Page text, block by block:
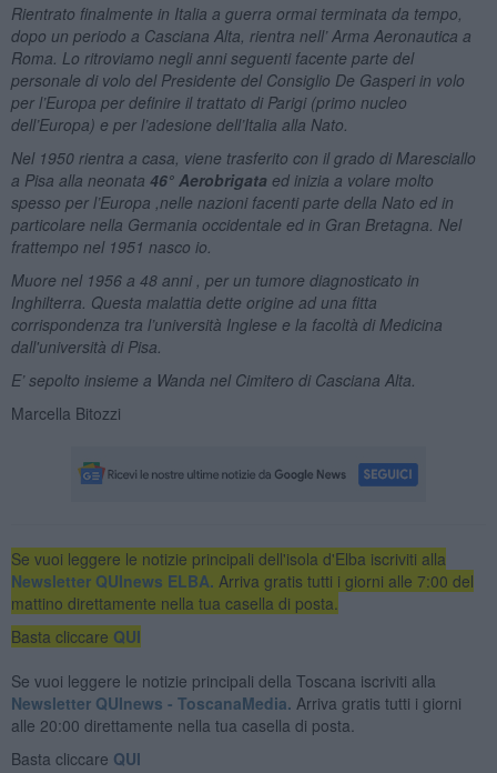
Rientrato finalmente in Italia a guerra ormai terminata da tempo,
dopo un periodo a Casciana Alta, rientra nell’ Arma Aeronautica a
Roma. Lo ritroviamo negli anni seguenti facente parte del
personale di volo del Presidente del Consiglio De Gasperi in volo
per l’Europa per definire il trattato di Parigi (primo nucleo
dell’Europa) e per l’adesione dell’Italia alla Nato.
Nel 1950 rientra a casa, viene trasferito con il grado di Maresciallo
a Pisa alla neonata 46° Aerobrigataed inizia a volare molto
spesso per l’Europa ,nelle nazioni facenti parte della Nato ed in
particolare nella Germania occidentale ed in Gran Bretagna. Nel
frattempo nel 1951 nasco io.
Muore nel 1956 a 48 anni , per un tumore diagnosticato in
Inghilterra. Questa malattia dette origine ad una fitta
corrispondenza tra l’università Inglese e la facoltà di Medicina
dall'università di Pisa.
E’ sepolto insieme a Wanda nel Cimitero di Casciana Alta.
Marcella Bitozzi
Se vuoi leggere le notizie principali dell'isola d'Elba iscriviti alla
Newsletter QUInews ELBA. Arriva gratis tutti i giorni alle 7:00 del
mattino direttamente nella tua casella di posta.
Basta cliccare QUI
Se vuoi leggere le notizie principali della Toscana iscriviti alla
Newsletter QUInews - ToscanaMedia. Arriva gratis tutti i giorni
alle 20:00 direttamente nella tua casella di posta.
Basta cliccare QUI